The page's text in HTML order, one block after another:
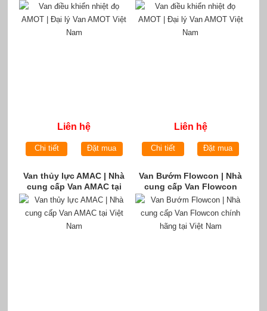
Việt Nam
Liên hệ
Chi tiết Đặt mua
Việt Nam
Liên hệ
Chi tiết Đặt mua
Van thủy lực AMAC | Nhà
cung cấp Van AMAC tại
Việt Nam
Van Bướm Flowcon | Nhà
cung cấp Van Flowcon
chính hãng tại Việt Nam